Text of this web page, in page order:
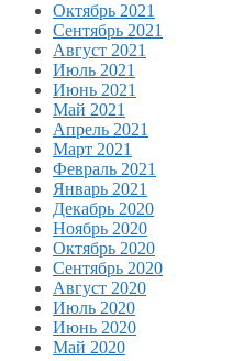
Октябрь 2021
Сентябрь 2021
Август 2021
Июль 2021
Июнь 2021
Май 2021
Апрель 2021
Март 2021
Февраль 2021
Январь 2021
Декабрь 2020
Ноябрь 2020
Октябрь 2020
Сентябрь 2020
Август 2020
Июль 2020
Июнь 2020
Май 2020